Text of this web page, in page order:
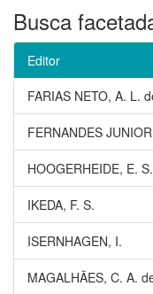
Busca
Editor
FARIAS NETO, A. L.
FERNANDES
HOOGERHEIDE, E.
IKEDA, F. S.
ISERNHAGEN, I.
MAGALHÃES, C. A.